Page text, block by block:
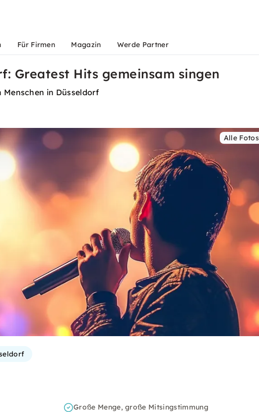
Für Firmen Magazin Werde Partner
Greatest Hits gemeinsam singen
in Düsseldorf
Alle Fotos
Große Menge, große Mitsingstimmung